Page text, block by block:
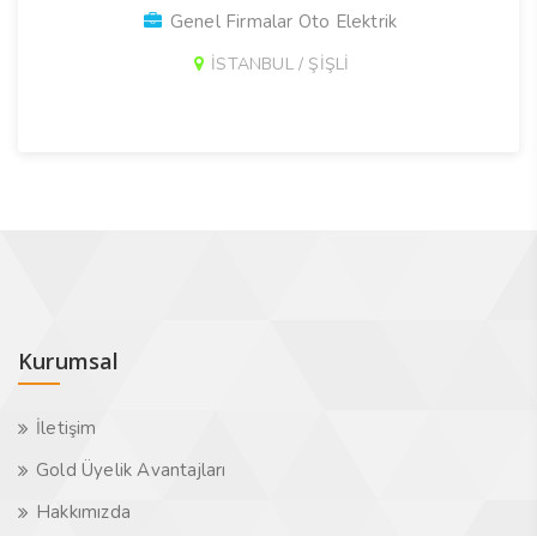
Genel Firmalar Oto Elektrik
İSTANBUL / ŞİŞLİ
Kurumsal
İletişim
Gold Üyelik Avantajları
Hakkımızda